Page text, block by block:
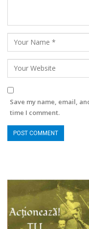
Save my name, email,
time I comment.